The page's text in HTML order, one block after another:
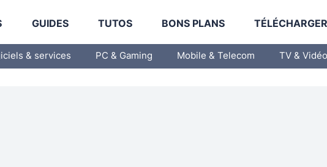
GUIDES TUTOS BONS PLANS
& services PC & Gaming Mobile & Telecom TV & Vidéo